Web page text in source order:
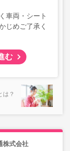
車両・シート
じめご了承く
む
は？
株式会社